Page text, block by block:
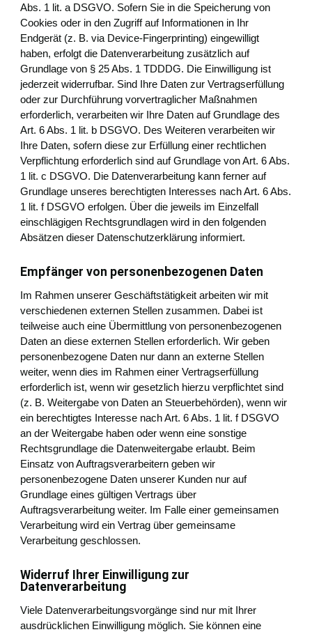
Abs. 1 lit. a DSGVO. Sofern Sie in die Speicherung von
Cookies oder in den Zugriff auf Informationen in Ihr
Endgerät (z. B. via Device-Fingerprinting) eingewilligt
haben, erfolgt die Datenverarbeitung zusätzlich auf
Grundlage von § 25 Abs. 1 TDDDG. Die Einwilligung ist
jederzeit widerrufbar. Sind Ihre Daten zur Vertragserfüllung
oder zur Durchführung vorvertraglicher Maßnahmen
erforderlich, verarbeiten wir Ihre Daten auf Grundlage des
Art. 6 Abs. 1 lit. b DSGVO. Des Weiteren verarbeiten wir
Ihre Daten, sofern diese zur Erfüllung einer rechtlichen
Verpflichtung erforderlich sind auf Grundlage von Art. 6 Abs.
1 lit. c DSGVO. Die Datenverarbeitung kann ferner auf
Grundlage unseres berechtigten Interesses nach Art. 6 Abs.
1 lit. f DSGVO erfolgen. Über die jeweils im Einzelfall
einschlägigen Rechtsgrundlagen wird in den folgenden
Absätzen dieser Datenschutzerklärung informiert.
Empfänger von personenbezogenen Daten
Im Rahmen unserer Geschäftstätigkeit arbeiten wir mit
verschiedenen externen Stellen zusammen. Dabei ist
teilweise auch eine Übermittlung von personenbezogenen
Daten an diese externen Stellen erforderlich. Wir geben
personenbezogene Daten nur dann an externe Stellen
weiter, wenn dies im Rahmen einer Vertragserfüllung
erforderlich ist, wenn wir gesetzlich hierzu verpflichtet sind
(z. B. Weitergabe von Daten an Steuerbehörden), wenn wir
ein berechtigtes Interesse nach Art. 6 Abs. 1 lit. f DSGVO
an der Weitergabe haben oder wenn eine sonstige
Rechtsgrundlage die Datenweitergabe erlaubt. Beim
Einsatz von Auftragsverarbeitern geben wir
personenbezogene Daten unserer Kunden nur auf
Grundlage eines gültigen Vertrags über
Auftragsverarbeitung weiter. Im Falle einer gemeinsamen
Verarbeitung wird ein Vertrag über gemeinsame
Verarbeitung geschlossen.
Widerruf Ihrer Einwilligung zur
Datenverarbeitung
Viele Datenverarbeitungsvorgänge sind nur mit Ihrer
ausdrücklichen Einwilligung möglich. Sie können eine